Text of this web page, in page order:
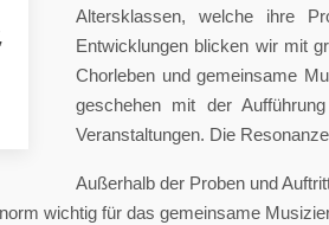
Altersklassen, welche ihre
Entwicklungen blicken wir mit
Chorleben und gemeinsame
geschehen mit der
Veranstaltungen. Die
Außerhalb der Proben und
wichtig für das gemeinsame